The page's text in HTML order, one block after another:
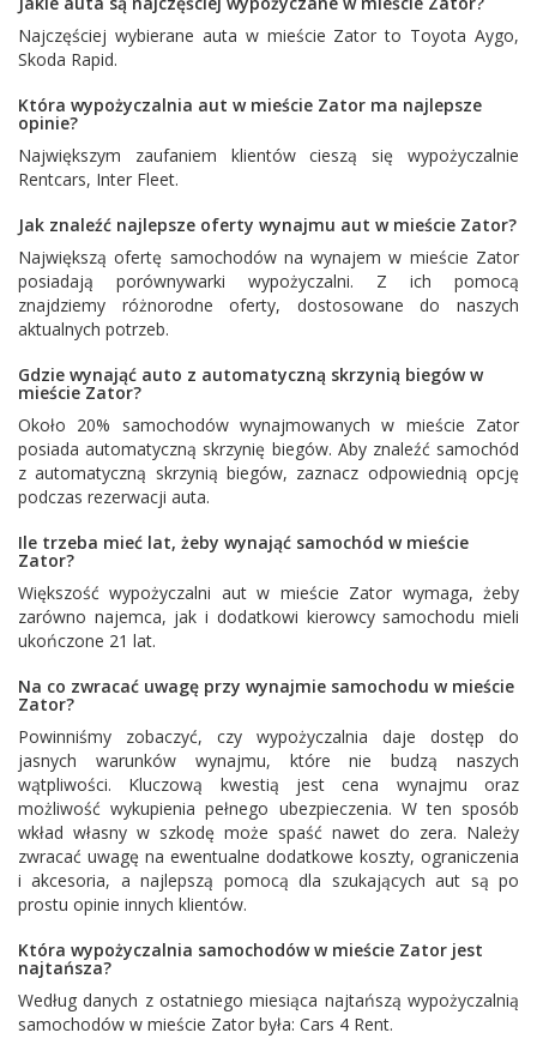
Najczęściej wybierane auta w mieście Zator to Toyota Aygo,
Skoda Rapid.
Która wypożyczalnia aut w mieście Zator ma najlepsze
opinie?
Największym zaufaniem klientów cieszą się wypożyczalnie
Rentcars, Inter Fleet.
Jak znaleźć najlepsze oferty wynajmu aut w mieście Zator?
Największą ofertę samochodów na wynajem w mieście Zator
posiadają porównywarki wypożyczalni. Z ich pomocą
znajdziemy różnorodne oferty, dostosowane do naszych
aktualnych potrzeb.
Gdzie wynająć auto z automatyczną skrzynią biegów w
mieście Zator?
Około 20% samochodów wynajmowanych w mieście Zator
posiada automatyczną skrzynię biegów. Aby znaleźć samochód
z automatyczną skrzynią biegów, zaznacz odpowiednią opcję
podczas rezerwacji auta.
Ile trzeba mieć lat, żeby wynająć samochód w mieście
Zator?
Większość wypożyczalni aut w mieście Zator wymaga, żeby
zarówno najemca, jak i dodatkowi kierowcy samochodu mieli
ukończone 21 lat.
Na co zwracać uwagę przy wynajmie samochodu w mieście
Zator?
Powinniśmy zobaczyć, czy wypożyczalnia daje dostęp do
jasnych warunków wynajmu, które nie budzą naszych
wątpliwości. Kluczową kwestią jest cena wynajmu oraz
możliwość wykupienia pełnego ubezpieczenia. W ten sposób
wkład własny w szkodę może spaść nawet do zera. Należy
zwracać uwagę na ewentualne dodatkowe koszty, ograniczenia
i akcesoria, a najlepszą pomocą dla szukających aut są po
prostu opinie innych klientów.
Która wypożyczalnia samochodów w mieście Zator jest
najtańsza?
Według danych z ostatniego miesiąca najtańszą wypożyczalnią
samochodów w mieście Zator była: Cars 4 Rent.